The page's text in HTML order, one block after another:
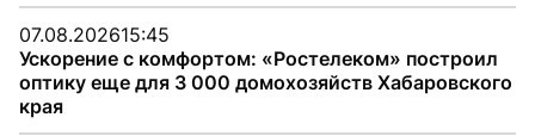
07.08.202615:45
Ускорение с комфортом: «Ростелеком» построил
оптику еще для 3 000 домохозяйств Хабаровского
края